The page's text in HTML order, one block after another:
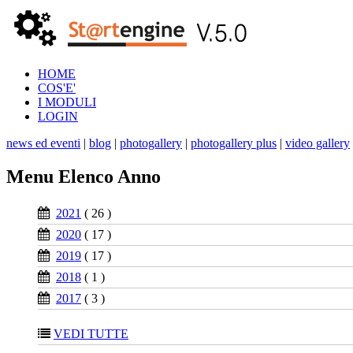
HOME
COS'E'
I MODULI
LOGIN
news ed eventi | blog | photogallery | photogallery plus | video gallery
Menu Elenco Anno
2021 ( 26 )
2020 ( 17 )
2019 ( 17 )
2018 ( 1 )
2017 ( 3 )
VEDI TUTTE